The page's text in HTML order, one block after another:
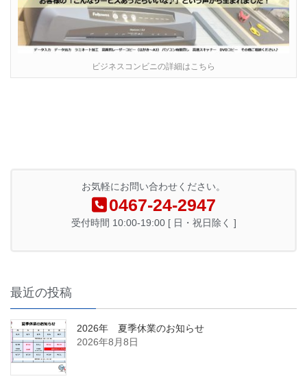
ビジネスコンビニの詳細はこちら
お気軽にお問い合わせください。
0467-24-2947
受付時間 10:00-19:00 [ 日・祝日除く ]
最近の投稿
2026年 夏季休業のお知らせ
2026年8月8日